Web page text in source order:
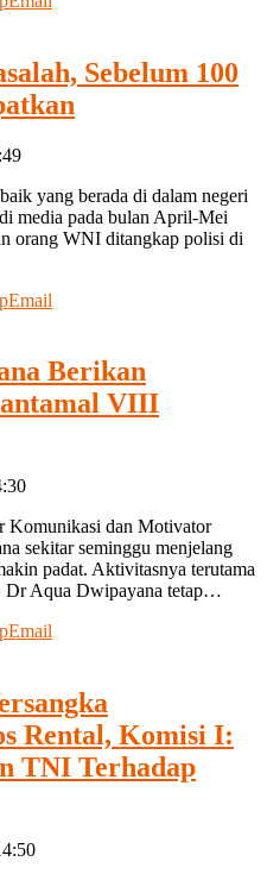
Sebelum 100
yang berada di dalam negeri
media pada bulan April-Mei
orang WNI ditangkap polisi di
Email
Berikan
VIII
dan Motivator
sekitar seminggu menjelang
padat. Aktivitasnya terutama
Dr Aqua Dwipayana tetap…
Email
Rental, Komisi I:
TNI Terhadap